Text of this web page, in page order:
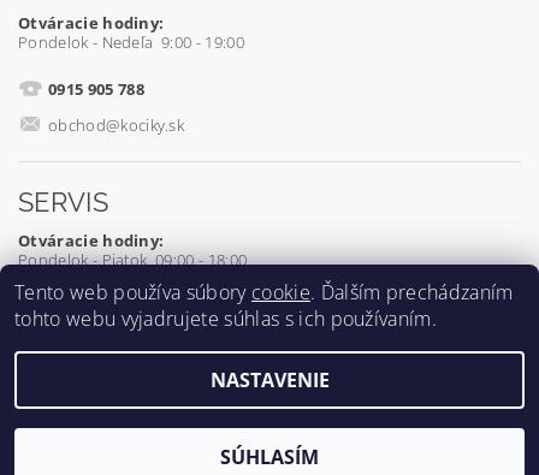
Otváracie hodiny:
Pondelok - Nedeľa 9:00 - 19:00
0915 905 788
obchod@kociky.sk
SERVIS
Otváracie hodiny:
Pondelok - Piatok 09:00 - 18:00
0905 539 927
2026 ©Kociky.sk, všetky práva vyhradené
Vytvoril Shoptet
Tento web používa súbory cookie. Ďalším prechádzaním
tohto webu vyjadrujete súhlas s ich používaním.
NASTAVENIE
SÚHLASÍM